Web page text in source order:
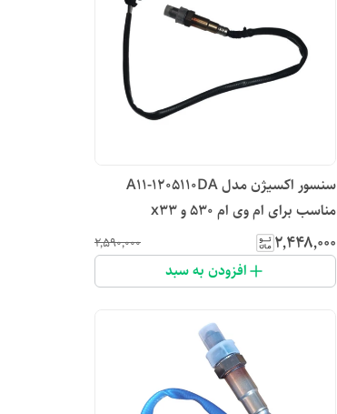
سنسور اکسیژن مدل A11-1205110DA
مناسب برای ام وی ام 530 و x33
۲٬۴۴۸٬۰۰۰ ۲٬۵۹۰٬۰۰۰
افزودن به سبد